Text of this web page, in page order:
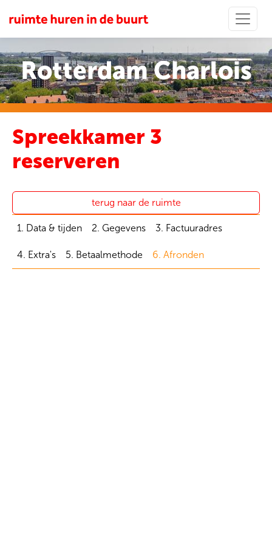
Rotterdam Charlois
Spreekkamer 3
reserveren
terug naar de ruimte
1. Data & tijden 2. Gegevens 3. Factuuradres
4. Extra's 5. Betaalmethode 6. Afronden